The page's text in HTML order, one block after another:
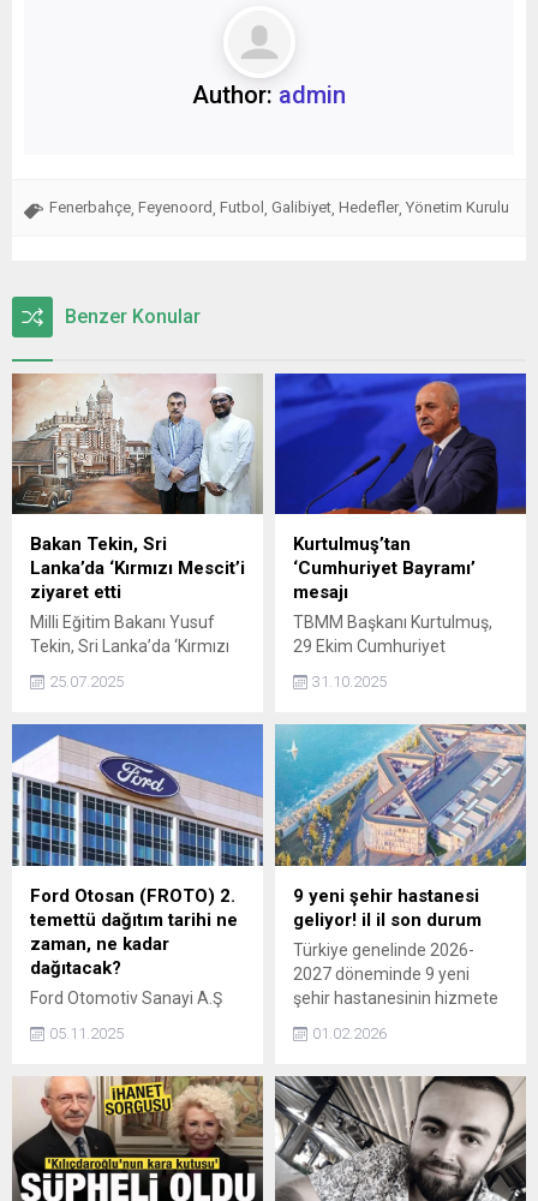
Author: admin
Fenerbahçe Feyenoord Futbol Galibiyet Hedefler Yönetim Kurulu
Benzer Konular
Bakan Tekin, Sri
Lanka’da ‘Kırmızı Mescit’i
ziyaret etti
Milli Eğitim Bakanı Yusuf
Tekin, Sri Lanka’da ‘Kırmızı
Mescit’ olarak bilinen yapıyı
ziyaret etti.
25.07.2025
Kurtulmuş’tan
‘Cumhuriyet Bayramı’
mesajı
TBMM Başkanı Kurtulmuş,
29 Ekim Cumhuriyet
Bayramı mesajında,
"Cumhuriyet'in ikinci
Türkiye Büyük Millet
Meclisi'nde gür bir şekilde
yükselteceğiz" dedi.
31.10.2025
Ford Otosan (FROTO) 2.
temettü dağıtım tarihi ne
zaman, ne kadar
dağıtacak?
Ford Otomotiv Sanayi A.Ş
temettü dağıtma geleneğini
ikinci temettü tarihini ve
hisse başı net değerini
belirledi. Ford Otosan hisse
başı net 5,14 TL temettü
dağıtacak.
05.11.2025
9 yeni şehir hastanesi
geliyor! il il son durum
Türkiye genelinde 2026-
2027 döneminde 9 yeni
şehir hastanesinin hizmete
illerden son haberler...
01.02.2026